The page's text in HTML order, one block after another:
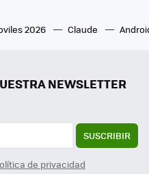
2026 Claude
NEWSLETTER
SUSCRIBIR
de privacidad